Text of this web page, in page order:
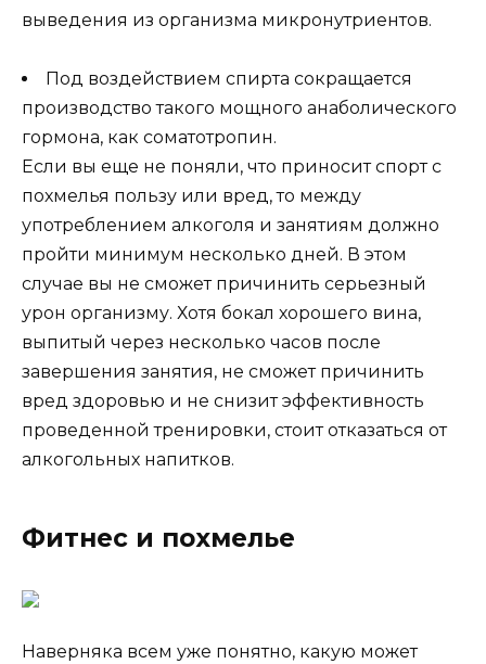
выведения из организма микронутриентов.
Под воздействием спирта сокращается
производство такого мощного анаболического
гормона, как соматотропин.
Если вы еще не поняли, что приносит спорт с
похмелья пользу или вред, то между
употреблением алкоголя и занятиям должно
пройти минимум несколько дней. В этом
случае вы не сможет причинить серьезный
урон организму. Хотя бокал хорошего вина,
выпитый через несколько часов после
завершения занятия, не сможет причинить
вред здоровью и не снизит эффективность
проведенной тренировки, стоит отказаться от
алкогольных напитков.
Фитнес и похмелье
Наверняка всем уже понятно, какую может